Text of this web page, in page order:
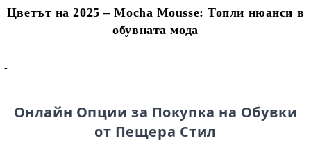
Цветът на 2025 – Mocha Mousse: Топли нюанси в
обувната мода
-
Онлайн Опции за Покупка на Обувки
от Пещера Стил